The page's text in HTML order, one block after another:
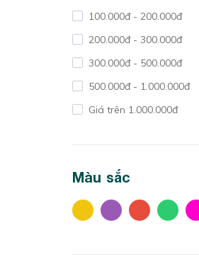
100.000đ - 200.000đ
200.000đ - 300.000đ
300.000đ - 500.000đ
500.000đ - 1.000.000đ
Giá trên 1.000.000đ
Màu sắc